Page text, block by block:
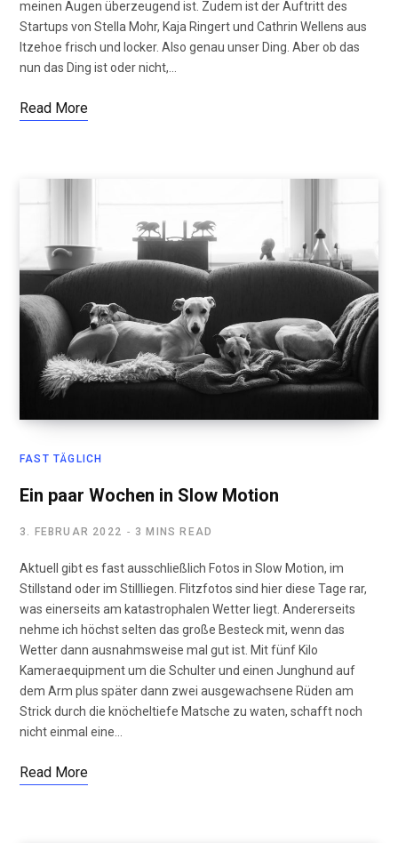
meinen Augen überzeugend ist. Zudem ist der Auftritt des
Startups von Stella Mohr, Kaja Ringert und Cathrin Wellens aus
Itzehoe frisch und locker. Also genau unser Ding. Aber ob das
nun das Ding ist oder nicht,…
Read More
FAST TÄGLICH
Ein paar Wochen in Slow Motion
3. FEBRUAR 2022 3 MINS READ
Aktuell gibt es fast ausschließlich Fotos in Slow Motion, im
Stillstand oder im Stillliegen. Flitzfotos sind hier diese Tage rar,
was einerseits am katastrophalen Wetter liegt. Andererseits
nehme ich höchst selten das große Besteck mit, wenn das
Wetter dann ausnahmsweise mal gut ist. Mit fünf Kilo
Kameraequipment um die Schulter und einen Junghund auf
dem Arm plus später dann zwei ausgewachsene Rüden am
Strick durch die knöcheltiefe Matsche zu waten, schafft noch
nicht einmal eine…
Read More